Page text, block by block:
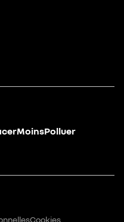
Cookies